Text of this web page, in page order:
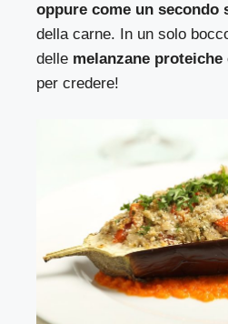
oppure come un secondo
della carne. In un solo
delle melanzane proteiche
per credere!